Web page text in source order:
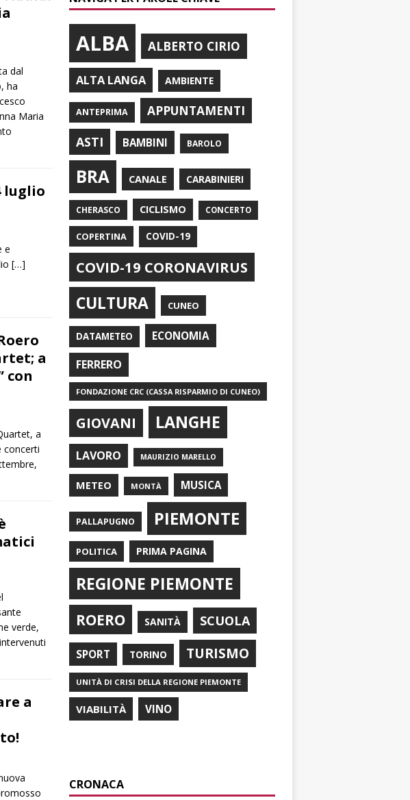
dal
ha
Maria
luglio
e
[…]
a
con
a
concerti
verde,
a
ALBA ALBERTO CIRIO
ALTA LANGA AMBIENTE
ANTEPRIMA
APPUNTAMENTI
ASTI
BAMBINI BAROLO
BRA CANALE CARABINIERI
CHERASCO CICLISMO CONCERTO
COPERTINA COVID-19
COVID-19 CORONAVIRUS
CULTURA CUNEO
DATAMETEO ECONOMIA
FERRERO
FONDAZIONE CRC (CASSA RISPARMIO DI CUNEO)
GIOVANI LANGHE
LAVORO MAURIZIO MARELLO
METEO MONTÀ MUSICA
PALLAPUGNO PIEMONTE
POLITICA PRIMA PAGINA
REGIONE PIEMONTE
ROERO SANITÀ SCUOLA
SPORT TORINO TURISMO
UNITÀ DI CRISI DELLA REGIONE PIEMONTE
VIABILITÀ VINO
CRONACA